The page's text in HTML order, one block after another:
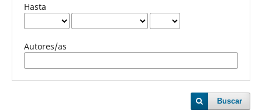
Hasta
Autores/as
Buscar